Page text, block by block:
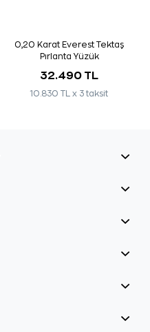
0,20 Karat Everest Tektaş
Pırlanta Yüzük
32.490 TL
10.830 TL x 3 taksit